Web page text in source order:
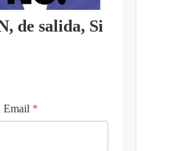
de salida, Si
Email *